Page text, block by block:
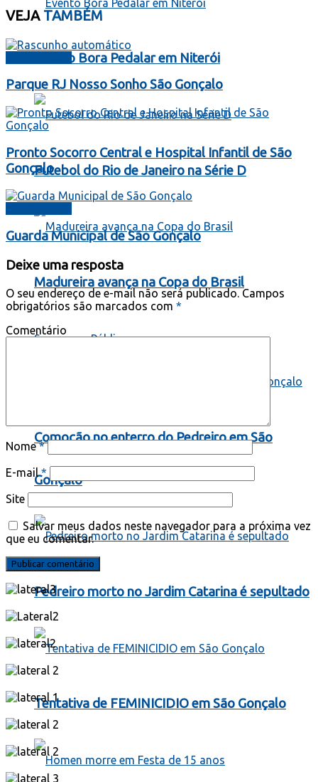
Evento Bora Pedalar em Niterói
Futebol do Rio de Janeiro na Série D
Madureira avança na Copa do Brasil
Segurança Pública
Comoção no enterro do Pedreiro em São
Gonçalo
Pedreiro morto no Jardim Catarina é sepultado
Tentativa de FEMINICIDIO em São Gonçalo
VEJATAMBÉM
Parque RJ Nosso Sonho São Gonçalo
Pronto Socorro Central e Hospital Infantil de São
Gonçalo
Guarda Municipal de São Gonçalo
Deixe uma resposta
O seu endereço de e-mail não será publicado. Campos
obrigatórios são marcados com *
Comentário
Nome*
E-mail*
Site
Salvar meus dados neste navegador para a próxima vez
que eu comentar.